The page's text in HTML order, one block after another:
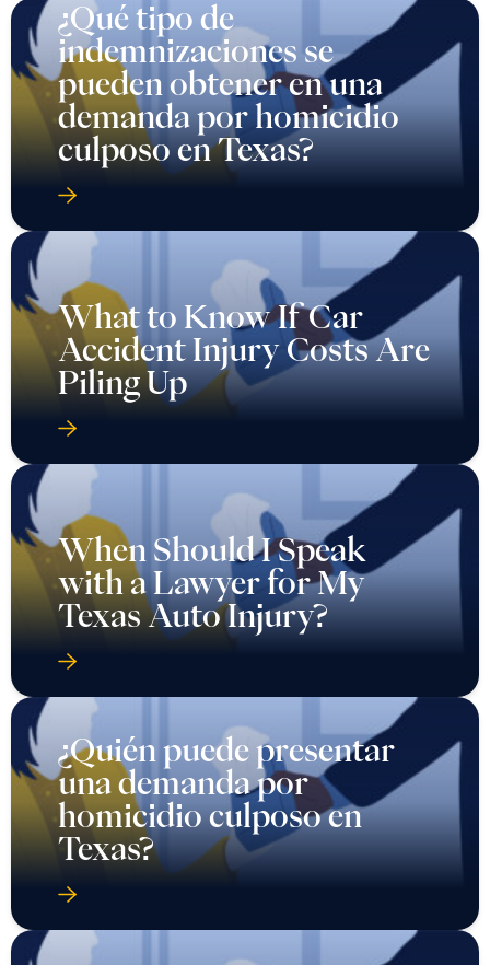
¿Qué tipo de
indemnizaciones se
pueden obtener en una
demanda por homicidio
culposo en Texas?
What to Know If Car
Accident Injury Costs Are
Piling Up
When Should I Speak
with a Lawyer for My
Texas Auto Injury?
¿Quién puede presentar
una demanda por
homicidio culposo en
Texas?